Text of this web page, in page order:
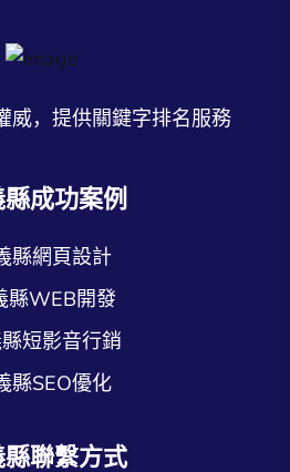
威，提供關鍵字排名服務
成功案例
縣網頁設計
縣WEB開發
短影音行銷
縣SEO優化
縣聯繫方式